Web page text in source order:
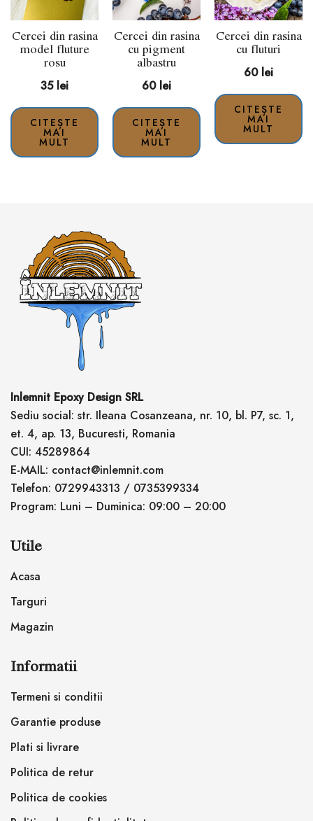
Cercei din rasina
model fluture
rosu
35 lei
CITEȘTE
MAI
MULT
Cercei din rasina
cu pigment
albastru
60 lei
CITEȘTE
MAI
MULT
Cercei din rasina
cu fluturi
60 lei
CITEȘTE
MAI
MULT
Inlemnit Epoxy Design SRL
Sediu social: str. Ileana Cosanzeana, nr. 10, bl. P7, sc. 1,
et. 4, ap. 13, Bucuresti, Romania
CUI: 45289864
E-MAIL: contact@inlemnit.com
Telefon: 0729943313 / 0735399334
Program: Luni – Duminica: 09:00 – 20:00
Utile
Acasa
Targuri
Magazin
Informatii
Termeni si conditii
Garantie produse
Plati si livrare
Politica de retur
Politica de cookies